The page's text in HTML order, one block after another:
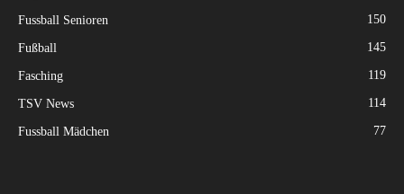
Fussball Senioren 150
Fußball 145
Fasching 119
TSV News 114
Fussball Mädchen 77